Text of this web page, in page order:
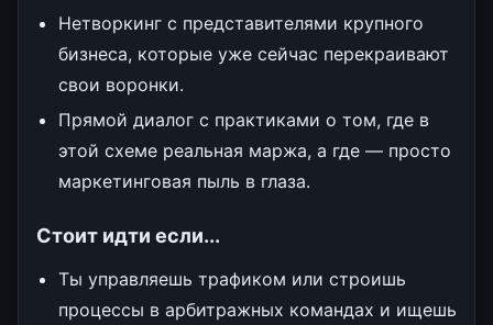
Нетворкинг с представителями крупного
бизнеса, которые уже сейчас перекраивают
свои воронки.
Прямой диалог с практиками о том, где в
этой схеме реальная маржа, а где — просто
маркетинговая пыль в глаза.
Стоит идти если...
Ты управляешь трафиком или строишь
процессы в арбитражных командах и ищешь